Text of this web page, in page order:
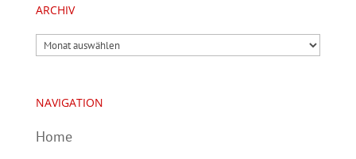
ARCHIV
Archiv
NAVIGATION
Home